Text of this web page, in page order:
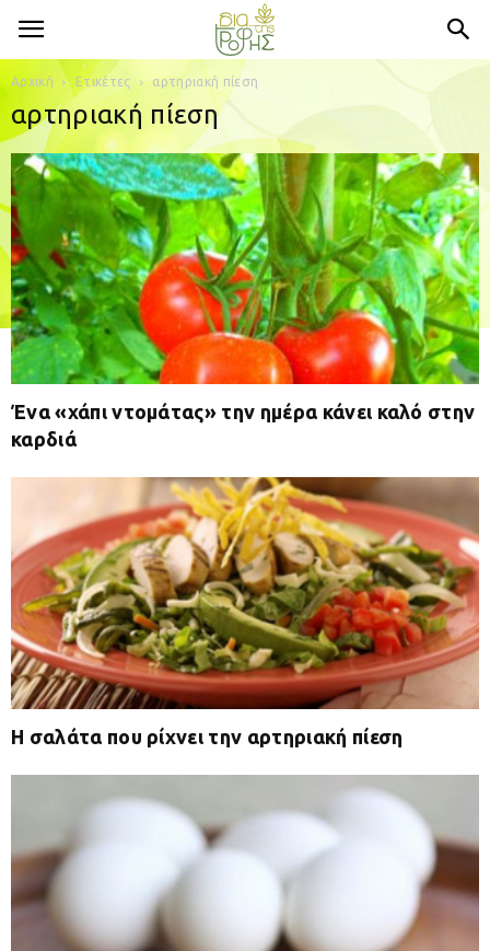
Αρχική Ετικέτες αρτηριακή πίεση
αρτηριακή πίεση
Ένα «χάπι ντομάτας» την ημέρα κάνει καλό στην
καρδιά
Η σαλάτα που ρίχνει την αρτηριακή πίεση